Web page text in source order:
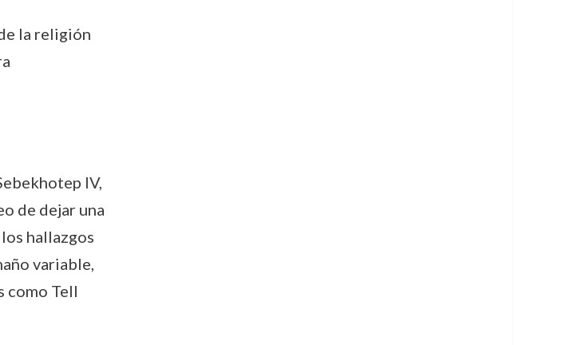
la religión
IV,
de dejar una
hallazgos
variable,
como Tell